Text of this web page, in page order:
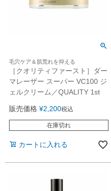
毛穴ケア＆肌荒れを抑える
［クオリティファースト］ダー
マレーザー スーパー VC100 ジ
ェルクリーム／QUALITY 1st
販売価格 ¥2,200税込
在庫切れ
カートに入れる